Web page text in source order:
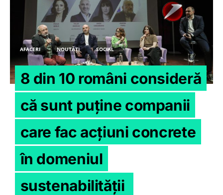
AFACERI NOUTĂȚI SOCIAL
8 din 10 români consideră
că sunt puține companii
care fac acțiuni concrete
în domeniul
sustenabilității